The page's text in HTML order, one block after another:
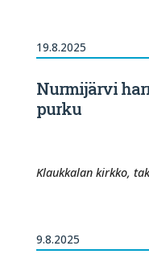
19.8.2025
Nurmijärvi
purku
Klaukkalan kirkko,
9.8.2025